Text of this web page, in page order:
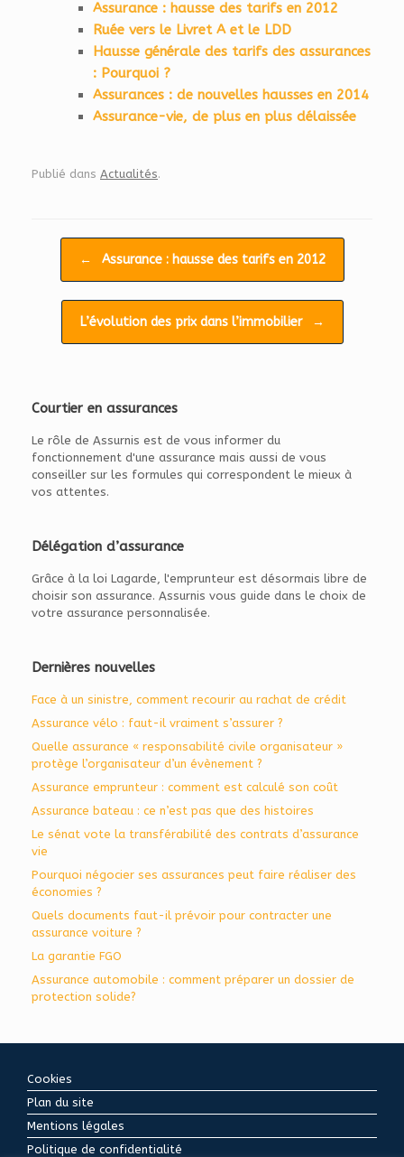
Assurance : hausse des tarifs en 2012
Ruée vers le Livret A et le LDD
Hausse générale des tarifs des assurances
: Pourquoi ?
Assurances : de nouvelles hausses en 2014
Assurance-vie, de plus en plus délaissée
Publié dans Actualités.
← Assurance : hausse des tarifs en 2012
L’évolution des prix dans l’immobilier →
Courtier en assurances
Le rôle de Assurnis est de vous informer du
fonctionnement d'une assurance mais aussi de vous
conseiller sur les formules qui correspondent le mieux à
vos attentes.
Délégation d’assurance
Grâce à la loi Lagarde, l'emprunteur est désormais libre de
choisir son assurance. Assurnis vous guide dans le choix de
votre assurance personnalisée.
Dernières nouvelles
Face à un sinistre, comment recourir au rachat de crédit
Assurance vélo : faut-il vraiment s’assurer ?
Quelle assurance « responsabilité civile organisateur »
protège l’organisateur d’un évènement ?
Assurance emprunteur : comment est calculé son coût
Assurance bateau : ce n’est pas que des histoires
Le sénat vote la transférabilité des contrats d’assurance
vie
Pourquoi négocier ses assurances peut faire réaliser des
économies ?
Quels documents faut-il prévoir pour contracter une
assurance voiture ?
La garantie FGO
Assurance automobile : comment préparer un dossier de
protection solide?
Cookies
Plan du site
Mentions légales
Politique de confidentialité